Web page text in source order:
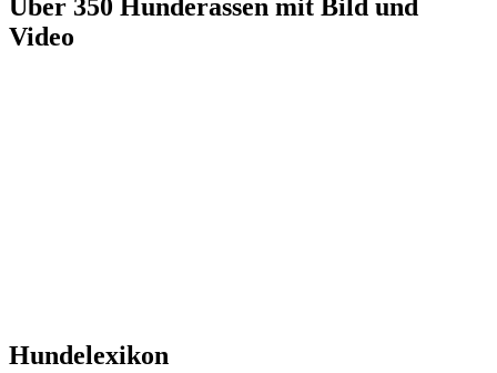
Über 350 Hunderassen mit Bild und
Video
Hundelexikon